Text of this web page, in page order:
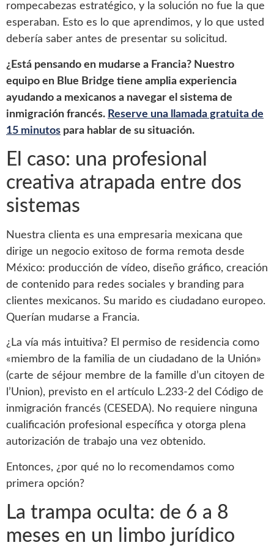
rompecabezas estratégico, y la solución no fue la que
esperaban. Esto es lo que aprendimos, y lo que usted
debería saber antes de presentar su solicitud.
¿Está pensando en mudarse a Francia? Nuestro
equipo en Blue Bridge tiene amplia experiencia
ayudando a mexicanos a navegar el sistema de
inmigración francés. Reserve una llamada gratuita de
15 minutos para hablar de su situación.
El caso: una profesional
creativa atrapada entre dos
sistemas
Nuestra clienta es una empresaria mexicana que
dirige un negocio exitoso de forma remota desde
México: producción de vídeo, diseño gráfico, creación
de contenido para redes sociales y branding para
clientes mexicanos. Su marido es ciudadano europeo.
Querían mudarse a Francia.
¿La vía más intuitiva? El permiso de residencia como
«miembro de la familia de un ciudadano de la Unión»
(carte de séjour membre de la famille d’un citoyen de
l’Union), previsto en el artículo L.233-2 del Código de
inmigración francés (CESEDA). No requiere ninguna
cualificación profesional específica y otorga plena
autorización de trabajo una vez obtenido.
Entonces, ¿por qué no lo recomendamos como
primera opción?
La trampa oculta: de 6 a 8
meses en un limbo jurídico